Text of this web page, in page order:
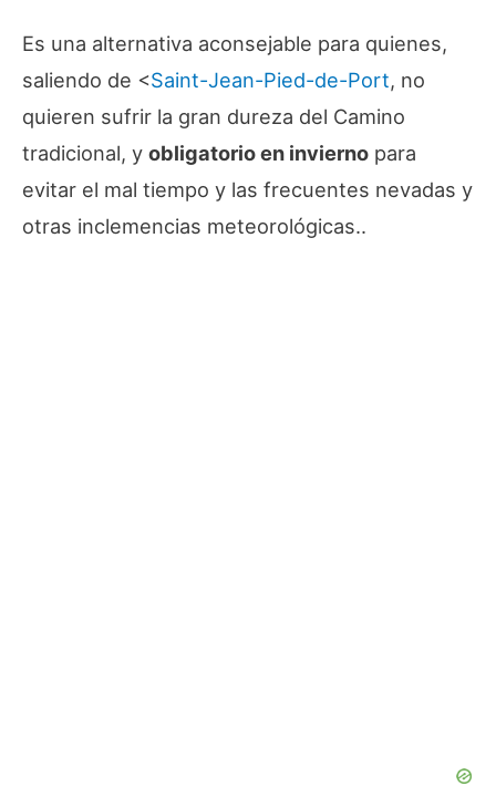
Es una alternativa aconsejable para quienes,
saliendo de <Saint-Jean-Pied-de-Port, no
quieren sufrir la gran dureza del Camino
tradicional, y obligatorio en invierno para
evitar el mal tiempo y las frecuentes nevadas y
otras inclemencias meteorológicas..